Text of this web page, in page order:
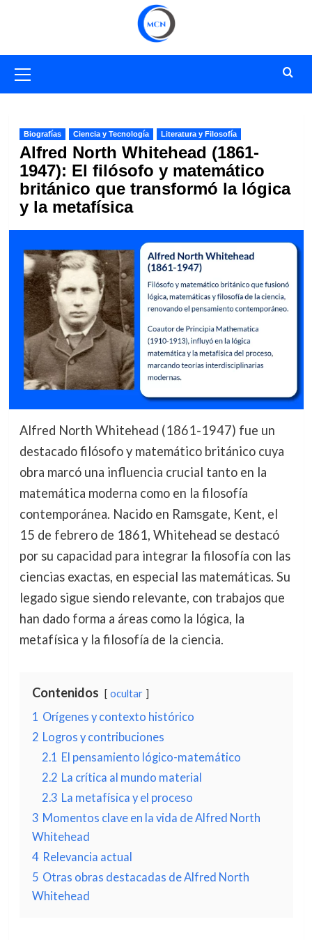
primario
Biografías Ciencia y Tecnología Literatura y Filosofía
Alfred North Whitehead (1861-
1947): El filósofo y matemático
británico que transformó la lógica
y la metafísica
Alfred North Whitehead (1861-1947) fue un
destacado filósofo y matemático británico cuya
obra marcó una influencia crucial tanto en la
matemática moderna como en la filosofía
contemporánea. Nacido en Ramsgate, Kent, el
15 de febrero de 1861, Whitehead se destacó
por su capacidad para integrar la filosofía con las
ciencias exactas, en especial las matemáticas. Su
legado sigue siendo relevante, con trabajos que
han dado forma a áreas como la lógica, la
metafísica y la filosofía de la ciencia.
Contenidos ocultar
1 Orígenes y contexto histórico
2 Logros y contribuciones
2.1 El pensamiento lógico-matemático
2.2 La crítica al mundo material
2.3 La metafísica y el proceso
3 Momentos clave en la vida de Alfred North
Whitehead
4 Relevancia actual
5 Otras obras destacadas de Alfred North
Whitehead